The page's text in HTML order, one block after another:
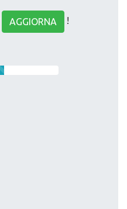
AGGIORNA !